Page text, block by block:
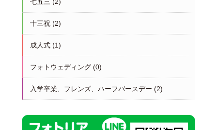
七五三 (2)
十三祝(2)
成人式(1)
フォトウェディング(0)
入学卒業、フレンズ、ハーフバースデー (2)